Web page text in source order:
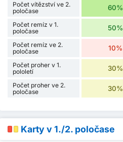
Počet vítězství ve 2.
poločase
60%
Počet remíz v 1.
poločase
50%
Počet remíz ve 2.
poločase
10%
Počet proher v 1.
pololetí
30%
Počet proher ve 2.
poločase
30%
Karty v 1./2. poločase